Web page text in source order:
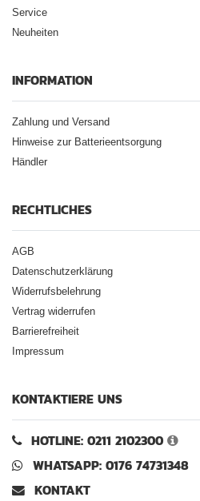
Service
Neuheiten
INFORMATION
Zahlung und Versand
Hinweise zur Batterieentsorgung
Händler
RECHTLICHES
AGB
Datenschutzerklärung
Widerrufsbelehrung
Vertrag widerrufen
Barrierefreiheit
Impressum
KONTAKTIERE UNS
HOTLINE: 0211 2102300
WHATSAPP: 0176 74731348
KONTAKT